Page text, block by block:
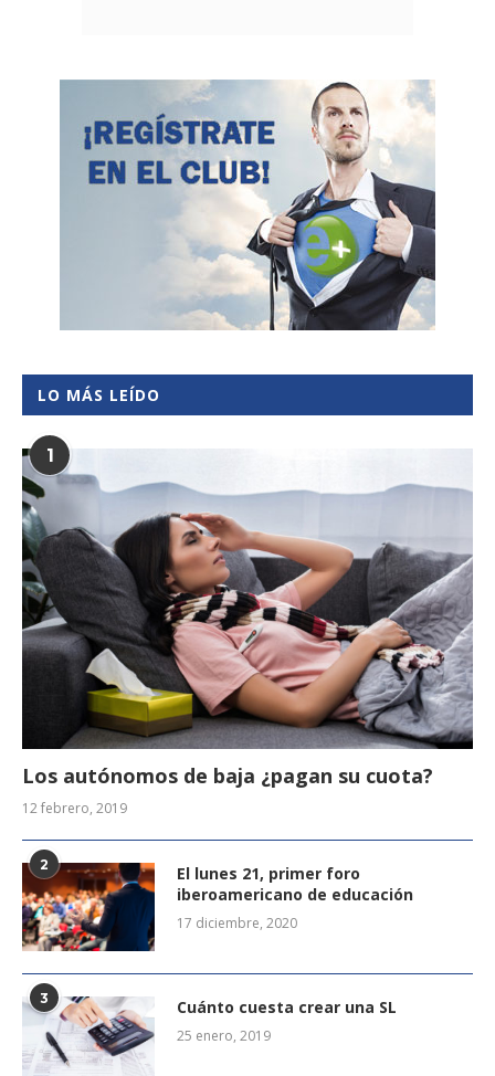
LO MÁS LEÍDO
1
Los autónomos de baja ¿pagan su cuota?
12 febrero, 2019
2
El lunes 21, primer foro
iberoamericano de educación
17 diciembre, 2020
3 Cuánto cuesta crear una SL
25 enero, 2019